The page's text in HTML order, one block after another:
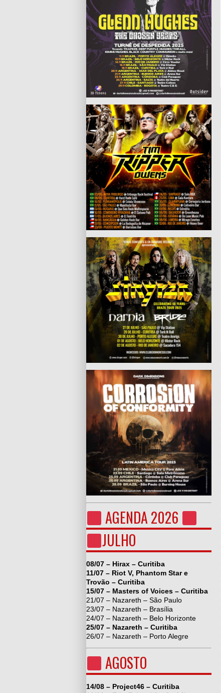
AGENDA 2026
JULHO
08/07 – Hirax – Curitiba
11/07 – Riot V, Phantom Star e
Trovão – Curitiba
15/07 – Masters of Voices – Curitiba
21/07 – Nazareth – São Paulo
23/07 – Nazareth – Brasília
24/07 – Nazareth – Belo Horizonte
25/07 – Nazareth – Curitiba
26/07 – Nazareth – Porto Alegre
AGOSTO
14/08 – Project46 – Curitiba